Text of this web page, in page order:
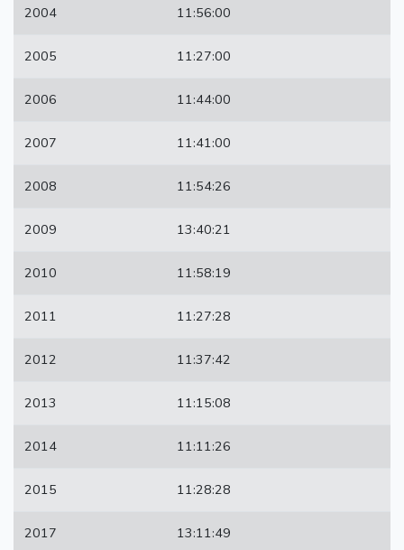
2004 11:56:00
2005 11:27:00
2006 11:44:00
2007 11:41:00
2008 11:54:26
2009 13:40:21
2010 11:58:19
2011 11:27:28
2012 11:37:42
2013 11:15:08
2014 11:11:26
2015 11:28:28
2017 13:11:49